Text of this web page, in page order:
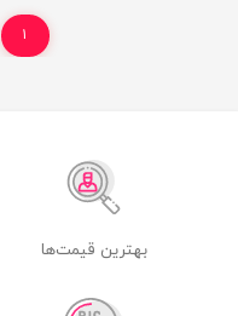
۱
بهترین قیمت‌ها